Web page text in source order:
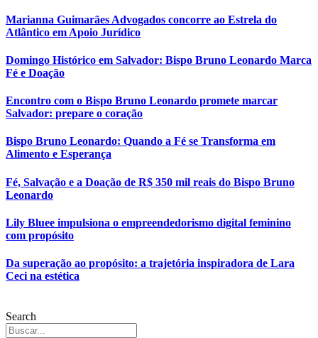
Marianna Guimarães Advogados concorre ao Estrela do
Atlântico em Apoio Jurídico
Domingo Histórico em Salvador: Bispo Bruno Leonardo Marca
Fé e Doação
Encontro com o Bispo Bruno Leonardo promete marcar
Salvador: prepare o coração
Bispo Bruno Leonardo: Quando a Fé se Transforma em
Alimento e Esperança
Fé, Salvação e a Doação de R$ 350 mil reais do Bispo Bruno
Leonardo
Lily Bluee impulsiona o empreendedorismo digital feminino
com propósito
Da superação ao propósito: a trajetória inspiradora de Lara
Ceci na estética
Search